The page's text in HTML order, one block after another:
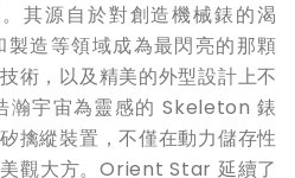
其源自於對創造機械錶的渴
造等領域成為最閃亮的那顆
術，以及精美的外型設計上不
瀚宇宙為靈感的 Skeleton 錶
擒縱裝置，不僅在動力儲存性
觀大方。Orient Star 延續了